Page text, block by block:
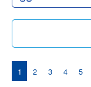
Seite
1 Seite
2 Seite
3 Seite
4 Seite
5